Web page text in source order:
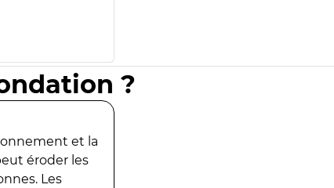
?
et la
éroder les
Les